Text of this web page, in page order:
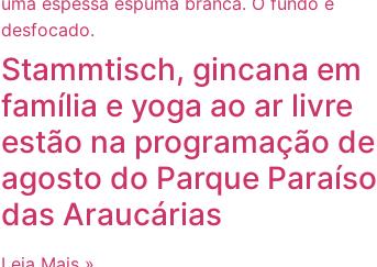
Stammtisch, gincana em
família e yoga ao ar livre
estão na programação de
agosto do Parque Paraíso
das Araucárias